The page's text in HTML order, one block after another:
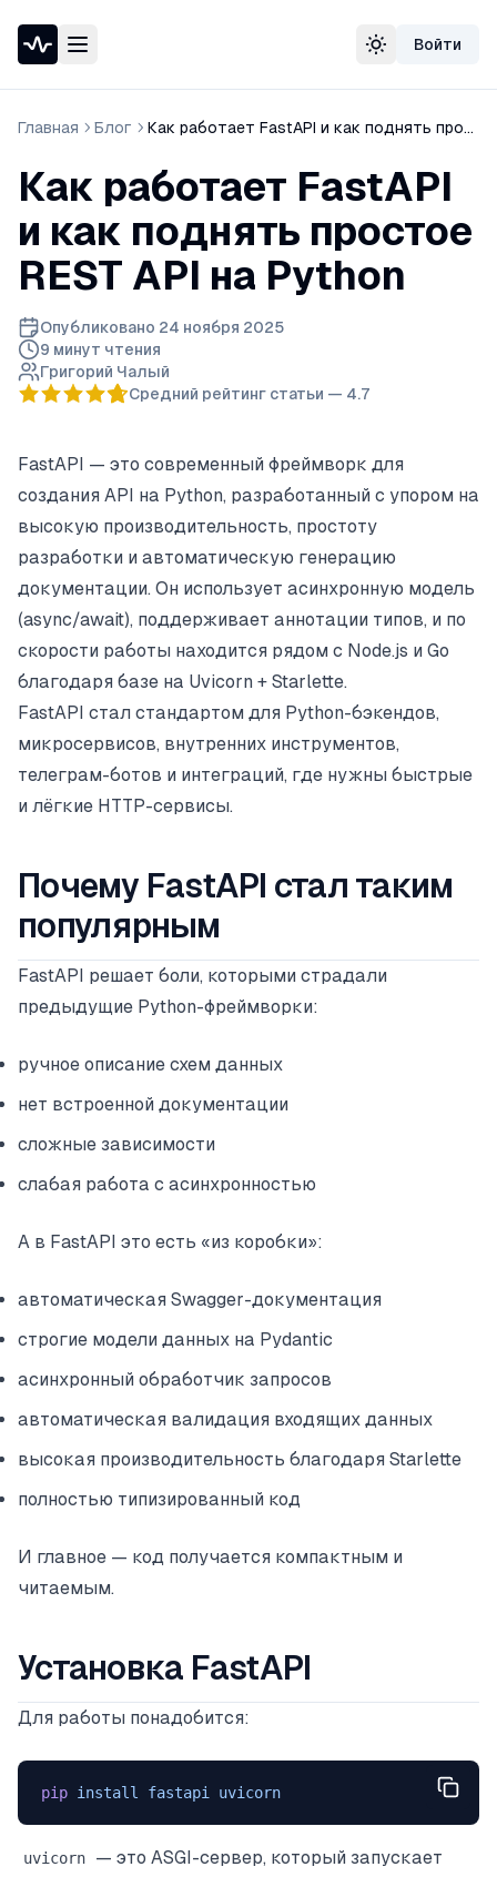
Проверка доступности сайта
Whois домена
Проверка порта
Проверка в реестре РКН
Сменить тему
Войти
Главная Блог Как работает FastAPI и как поднять простое REST API на Python
Как работает FastAPI
и как поднять простое
REST API на Python
Опубликовано 24 ноября 2025
9 минут чтения
Григорий Чалый
Средний рейтинг статьи — 4.7
FastAPI — это современный фреймворк для
создания API на Python, разработанный с упором на
высокую производительность, простоту
разработки и автоматическую генерацию
документации. Он использует асинхронную модель
(async/await), поддерживает аннотации типов, и по
скорости работы находится рядом с Node.js и Go
благодаря базе на Uvicorn + Starlette.
FastAPI стал стандартом для Python-бэкендов,
микросервисов, внутренних инструментов,
телеграм-ботов и интеграций, где нужны быстрые
и лёгкие HTTP-сервисы.
Почему FastAPI стал таким
популярным
FastAPI решает боли, которыми страдали
предыдущие Python-фреймворки:
ручное описание схем данных
нет встроенной документации
сложные зависимости
слабая работа с асинхронностью
А в FastAPI это есть «из коробки»:
автоматическая Swagger-документация
строгие модели данных на Pydantic
асинхронный обработчик запросов
автоматическая валидация входящих данных
высокая производительность благодаря Starlette
полностью типизированный код
И главное — код получается компактным и
читаемым.
Установка FastAPI
Для работы понадобится:
pip install fastapi uvicorn
uvicorn
— это ASGI-сервер, который запускает